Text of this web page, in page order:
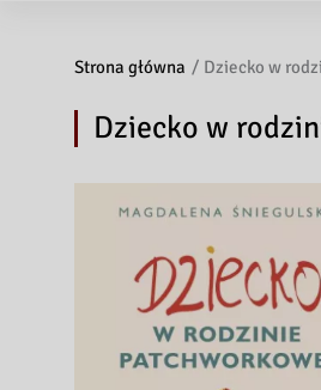
Strona główna Dziecko w
Dziecko w